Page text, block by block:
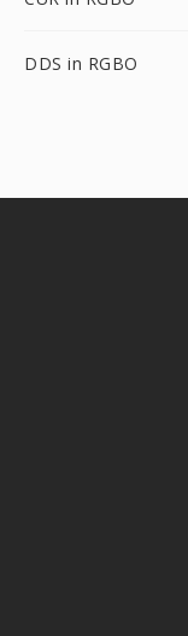
DDS in RGBO